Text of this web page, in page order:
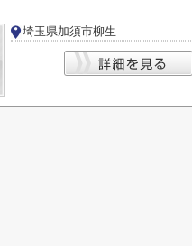
埼玉県加須市柳生